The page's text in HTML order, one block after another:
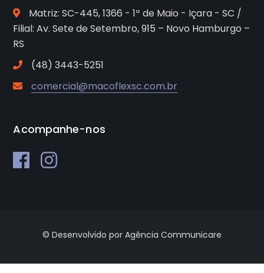
Matriz: SC-445, 1366 - 1º de Maio - Içara - SC /
Filial: Av. Sete de Setembro, 915 – Novo Hamburgo –
RS
(48) 3443-5251
comercial@macoflexsc.com.br
Acompanhe-nos
© Desenvolvido por Agência Communicare